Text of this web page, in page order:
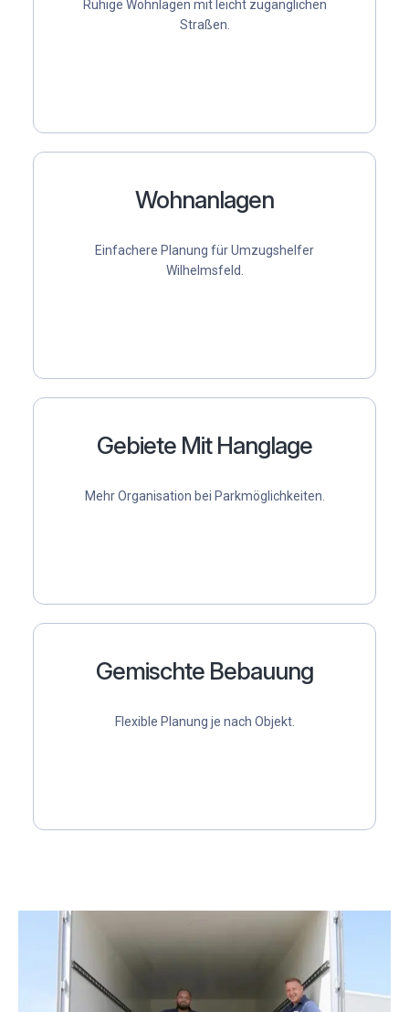
Ruhige Wohnlagen mit leicht zugänglichen
Straßen.
Wohnanlagen
Einfachere Planung fürUmzugshelfer
Wilhelmsfeld
Gebiete Mit Hanglage
Mehr Organisation bei Parkmöglichkeiten.
Gemischte Bebauung
Flexible Planung je nach Objekt.